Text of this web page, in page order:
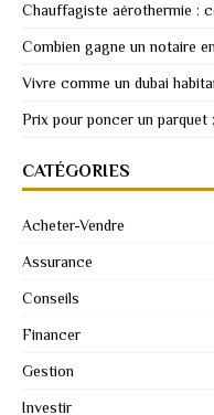
Chauffagiste aérothermie :
Combien gagne un notaire
Vivre comme un dubai
Prix pour poncer un
CATÉGORIES
Acheter-Vendre
Assurance
Conseils
Financer
Gestion
Investir